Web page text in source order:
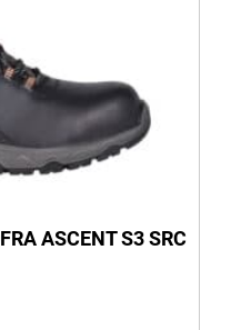
ASCENT S3 SRC